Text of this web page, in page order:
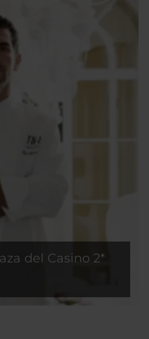
entrando a
propuesta
del Casino 2*
máximos